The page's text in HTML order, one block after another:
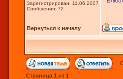
Зарегистрирован: 11.06.2007
Сообщения: 72
Вернуться к началу
Страница 1 из 1